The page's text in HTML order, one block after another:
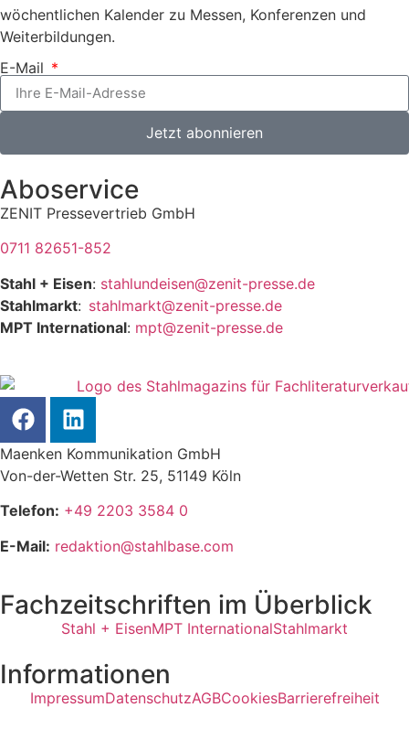
wöchentlichen Kalender zu Messen, Konferenzen und
Weiterbildungen.
E-Mail
Jetzt abonnieren
Aboservice
ZENIT Pressevertrieb GmbH
0711 82651-852
Stahl + Eisen: stahlundeisen@zenit-presse.de
Stahlmarkt: stahlmarkt@zenit-presse.de
MPT International: mpt@zenit-presse.de
Maenken Kommunikation GmbH
Von-der-Wetten Str. 25, 51149 Köln
Telefon: +49 2203 3584 0
E-Mail: redaktion@stahlbase.com
Fachzeitschriften im Überblick
Stahl + EisenMPT InternationalStahlmarkt
Informationen
ImpressumDatenschutzAGBCookiesBarrierefreiheit